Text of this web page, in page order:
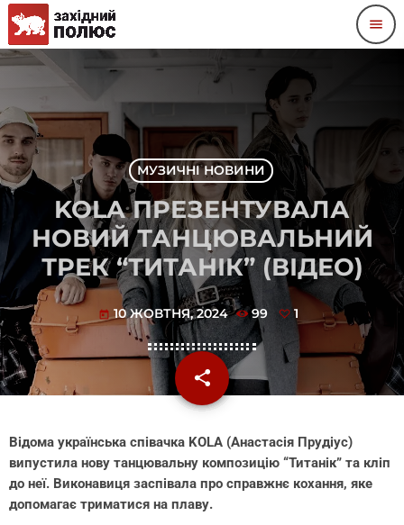
menu
МУЗИЧНІ НОВИНИ
KOLA ПРЕЗЕНТУВАЛА
НОВИЙ ТАНЦЮВАЛЬНИЙ
ТРЕК “ТИТАНІК” (ВІДЕО)
today 10 ЖОВТНЯ, 2024 99 1
share
email
Відома українська співачка KOLA (Анастасія Прудіус)
випустила нову танцювальну композицію “Титанік” та кліп
до неї. Виконавиця заспівала про справжнє кохання, яке
допомагає триматися на плаву.